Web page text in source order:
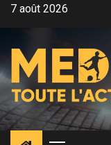
Aller7 août 2026